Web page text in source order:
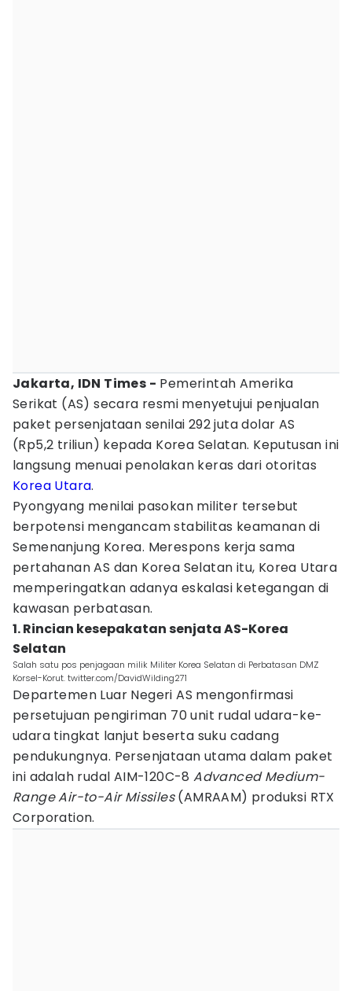
Jakarta, IDN Times - Pemerintah Amerika
Serikat (AS) secara resmi menyetujui penjualan
paket persenjataan senilai 292 juta dolar AS
(Rp5,2 triliun) kepada Korea Selatan. Keputusan ini
langsung menuai penolakan keras dari otoritas
Korea Utara.
Pyongyang menilai pasokan militer tersebut
berpotensi mengancam stabilitas keamanan di
Semenanjung Korea. Merespons kerja sama
pertahanan AS dan Korea Selatan itu, Korea Utara
memperingatkan adanya eskalasi ketegangan di
kawasan perbatasan.
1. Rincian kesepakatan senjata AS-Korea
Selatan
Salah satu pos penjagaan milik Militer Korea Selatan di Perbatasan DMZ
Korsel-Korut. twitter.com/DavidWilding271
Departemen Luar Negeri AS mengonfirmasi
persetujuan pengiriman 70 unit rudal udara-ke-
udara tingkat lanjut beserta suku cadang
pendukungnya. Persenjataan utama dalam paket
ini adalah rudal AIM-120C-8Advanced Medium-
Range Air-to-Air Missiles(AMRAAM) produksi RTX
Corporation.